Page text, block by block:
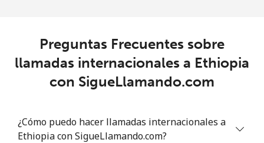
Preguntas Frecuentes sobre
llamadas internacionales a Ethiopia
con SigueLlamando.com
¿Cómo puedo hacer llamadas internacionales a
Ethiopia con SigueLlamando.com?